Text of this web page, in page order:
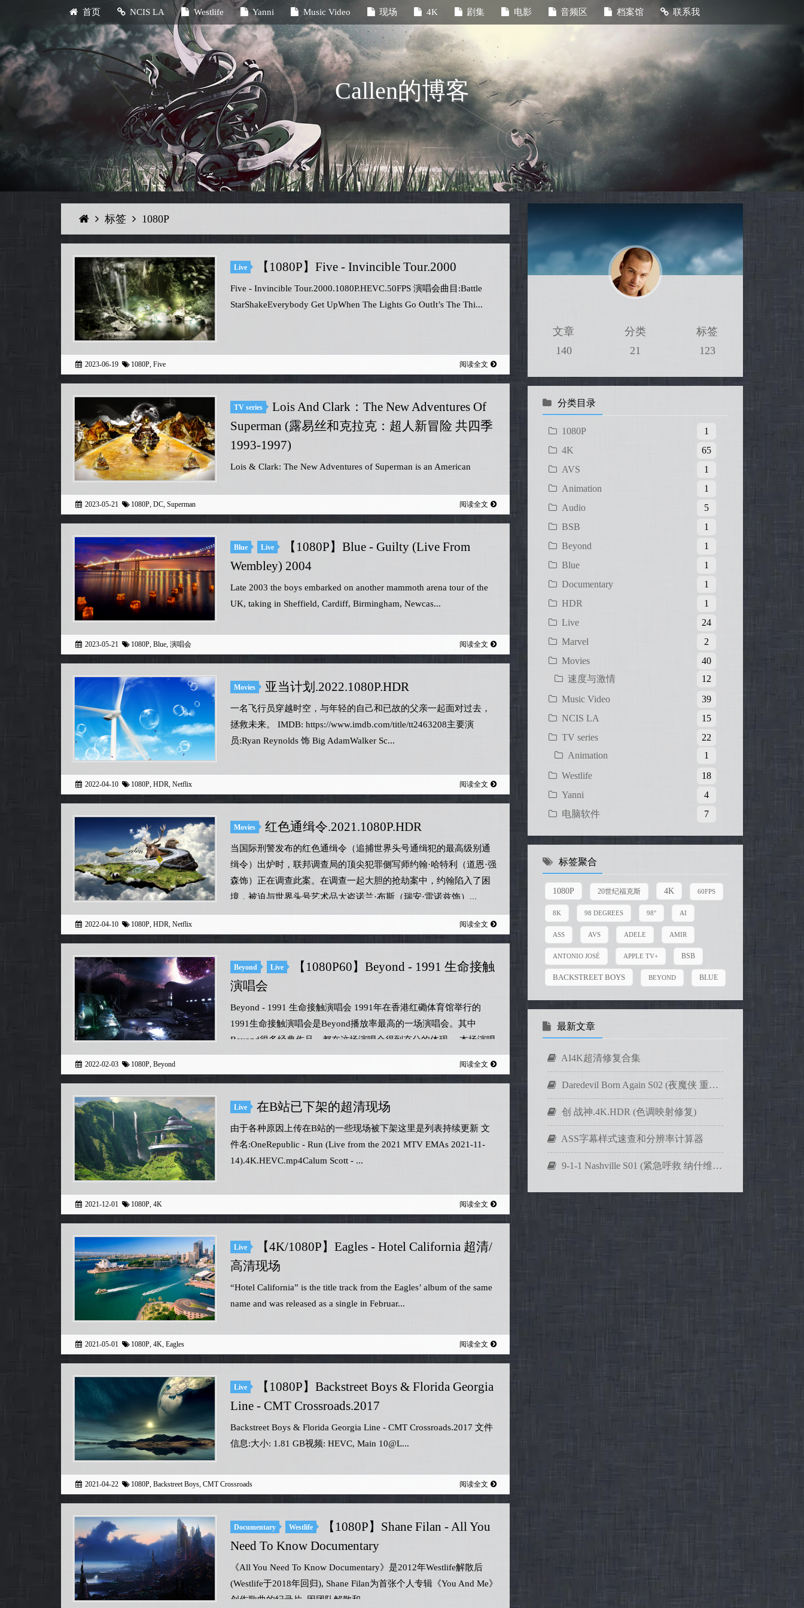
首页 NCIS LA Westlife Yanni Music Video 现场 4K 剧集 电影 音频区 档案馆 联系我
Callen的博客
标签 1080P
Live 【1080P】Five - Invincible Tour.2000
Five - Invincible Tour.2000.1080P.HEVC.50FPS 演唱会曲目:Battle
StarShakeEverybody Get UpWhen The Lights Go OutIt’s The Thi...
2023-06-19 1080P,Five 阅读全文
TV series
Lois And Clark：The New Adventures Of
Superman (露易丝和克拉克：超人新冒险 共四季
1993-1997)
Lois & Clark: The New Adventures of Superman is an American
2023-05-21 1080P,DC,Superman 阅读全文
Blue Live
【1080P】Blue - Guilty (Live From
Wembley) 2004
Late 2003 the boys embarked on another mammoth arena tour of the
UK, taking in Sheffield, Cardiff, Birmingham, Newcas...
2023-05-21 1080P,Blue,演唱会 阅读全文
Movies 亚当计划.2022.1080P.HDR
一名飞行员穿越时空，与年轻的自己和已故的父亲一起面对过去，
拯救未来。 IMDB: https://www.imdb.com/title/tt2463208主要演
员:Ryan Reynolds 饰 Big AdamWalker Sc...
2022-04-10 1080P,HDR,Netflix 阅读全文
Movies 红色通缉令.2021.1080P.HDR
当国际刑警发布的红色通缉令（追捕世界头号通缉犯的最高级别通
缉令）出炉时，联邦调查局的顶尖犯罪侧写师约翰·哈特利（道恩·强
森饰）正在调查此案。在调查一起大胆的抢劫案中，约翰陷入了困
境，被迫与世界头号艺术品大盗诺兰·布斯（瑞安·雷诺兹饰）...
2022-04-10 1080P,HDR,Netflix 阅读全文
Beyond Live
【1080P60】Beyond - 1991 生命接触
演唱会
Beyond - 1991 生命接触演唱会 1991年在香港红磡体育馆举行的
1991生命接触演唱会是Beyond播放率最高的一场演唱会。其中
Beyond很多经典作品，都在这场演唱会得到充分的体现。 本场演唱
会实际上开了6场，（11月2...
2022-02-03 1080P,Beyond 阅读全文
Live 在B站已下架的超清现场
由于各种原因上传在B站的一些现场被下架这里是列表持续更新 文
件名:OneRepublic - Run (Live from the 2021 MTV EMAs 2021-11-
14).4K.HEVC.mp4Calum Scott - ...
2021-12-01 1080P,4K 阅读全文
Live
【4K/1080P】Eagles - Hotel California 超清/
高清现场
“Hotel California” is the title track from the Eagles’ album of the same
name and was released as a single in Februar...
2021-05-01 1080P,4K,Eagles 阅读全文
Live
【1080P】Backstreet Boys & Florida Georgia
Line - CMT Crossroads.2017
Backstreet Boys & Florida Georgia Line - CMT Crossroads.2017 文件
信息:大小: 1.81 GB视频: HEVC, Main 10@L...
2021-04-22 1080P,Backstreet Boys,CMT Crossroads 阅读全文
Documentary Westlife
【1080P】Shane Filan - All You
Need To Know Documentary
《All You Need To Know Documentary》是2012年Westlife解散后
(Westlife于2018年回归), Shane Filan为首张个人专辑《You And Me》
创作歌曲的纪录片. 因团队解散和...
文章
140
分类
21
标签
123
分类目录
1080P
1
4K
65
AVS
1
Animation
1
Audio
5
BSB
1
Beyond
1
Blue
1
Documentary
1
HDR
1
Live
24
Marvel
2
Movies
40
速度与激情
12
Music Video
39
NCIS LA
15
TV series
22
Animation
1
Westlife
18
Yanni
4
电脑软件
7
标签聚合
1080P 20世纪福克斯 4K 60FPS
8K 98 DEGREES 98° AI
ASS AVS ADELE AMIR
ANTONIO JOSÉ APPLE TV+ BSB
BACKSTREET BOYS BEYOND BLUE
最新文章
AI4K超清修复合集
Daredevil Born Again S02 (夜魔侠 重生 第二季)
创 战神.4K.HDR (色调映射修复)
ASS字幕样式速查和分辨率计算器
9-1-1 Nashville S01 (紧急呼救 纳什维尔 第一季)